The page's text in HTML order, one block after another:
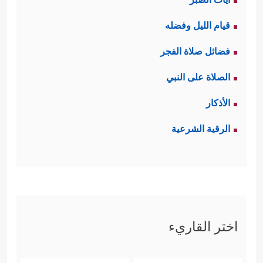
رجع إلى ما بدأت به
﴿رَبِّ ٱلۡعَـٰلَمِینَ﴾، وهنا قال:
إن التصنيف الأقرب للعدل وللواقع هو
التصنيف الرباعي؛ ذاك لأنَّ عامة الناس
ممَّن لم تبلغهم الدعوة، أو بلَغَتهم بصورة
ناقصة ومشوَّهة وغير مقنعة لا يمكن
قيام الليل وفضله
فضائل صلاة الفجر
الصلاة على النبي
الأذكار
الرقية الشرعية
اختر القاريء